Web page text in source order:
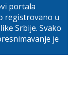
portala
registrovano u
Srbije. Svako
je